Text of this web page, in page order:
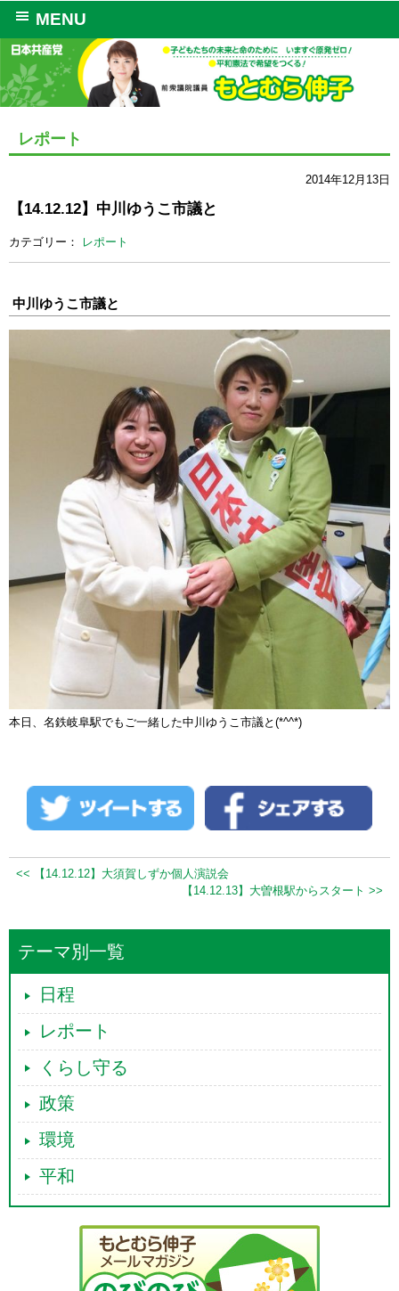
MENU
レポート
2014年12月13日
【14.12.12】中川ゆうこ市議と
カテゴリー： レポート
中川ゆうこ市議と
本日、名鉄岐阜駅でもご一緒した中川ゆうこ市議と(*^^*)
<< 【14.12.12】大須賀しずか個人演説会
【14.12.13】大曽根駅からスタート >>
テーマ別一覧
日程
レポート
くらし守る
政策
環境
平和